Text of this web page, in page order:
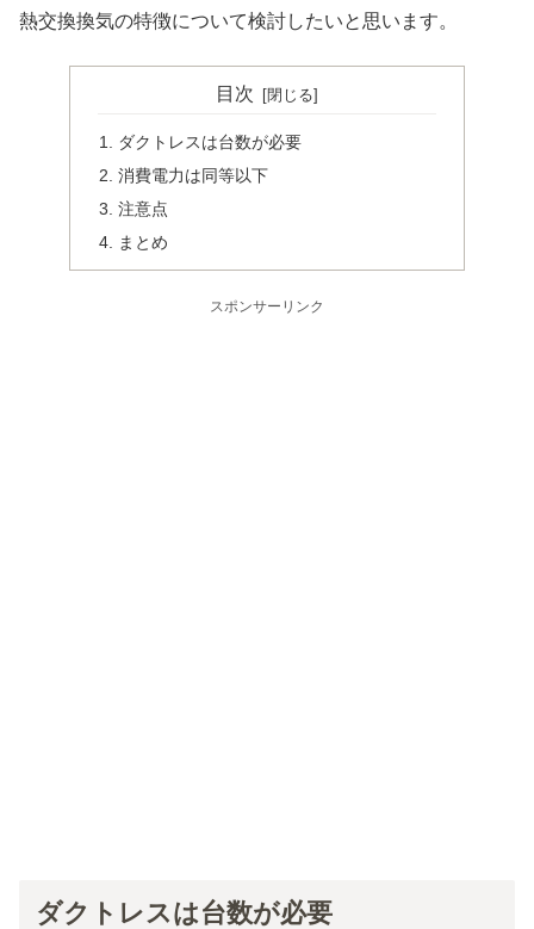
熱交換換気の特徴について検討したいと思います。
目次
ダクトレスは台数が必要
消費電力は同等以下
注意点
まとめ
スポンサーリンク
ダクトレスは台数が必要